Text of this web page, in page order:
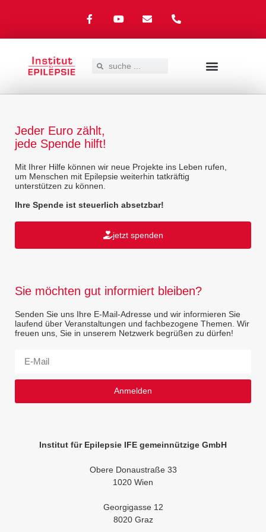
Jeder Euro zählt,
jede Spende hilft!
Mit Ihrer Hilfe können wir neue Projekte ins Leben rufen,
um Menschen mit Epilepsie weiterhin tatkräftig
unterstützen zu können.
Ihre Spende ist steuerlich absetzbar!
jetzt spenden
Sie möchten gut informiert bleiben?
Senden Sie uns Ihre E-Mail-Adresse und wir informieren Sie
laufend über Veranstaltungen und fachbezogene Themen. Wir
freuen uns, Sie in unserem Netzwerk begrüßen zu dürfen!
Anmelden
Institut für Epilepsie IFE gemeinnützige GmbH
Obere Donaustraße 33
1020 Wien
Georgigasse 12
8020 Graz